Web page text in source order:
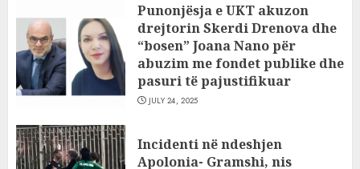
Punonjësja e UKT akuzon
drejtorin Skerdi Drenova dhe
“bosen” Joana Nano për
abuzim me fondet publike dhe
pasuri të pajustifikuar
JULY 24, 2025
Incidenti në ndeshjen
Apolonia- Gramshi, nis